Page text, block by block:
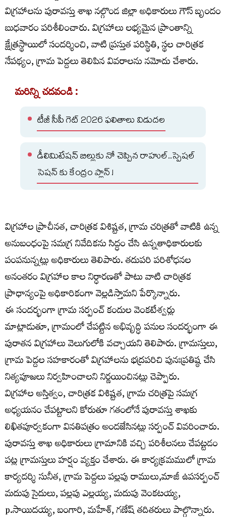
విగ్రహాలను పురావస్తు శాఖ నల్గొండ జిల్లా అధికారులు గౌస్ బృందం
బుధవారం పరిశీలించారు. విగ్రహాలు లభ్యమైన ప్రాంతాన్ని
క్షేత్రస్థాయిలో సందర్శించి, వాటి ప్రస్తుత పరిస్థితి, స్థల చారిత్రక
నేపథ్యం, గ్రామ పెద్దలు తెలిపిన వివరాలను నమోదు చేశారు.
మరిన్ని చదవండి :
టీజీ సీపీ గెట్ 2026 ఫలితాలు విడుదల
డీలిమిటేషన్ బిల్లుకు నో చెప్పిన రాహుల్..స్పెషల్
సెషన్ కు కేంద్రం ప్లాన్ !
విగ్రహాల ప్రాచీనత, చారిత్రక విశిష్టత, గ్రామ చరిత్రతో వాటికి ఉన్న
అనుబంధంపై సమగ్ర నివేదికను సిద్ధం చేసి ఉన్నతాధికారులకు
పంపనున్నట్లు అధికారులు తెలిపారు. తదుపరి పరిశోధనల
అనంతరం విగ్రహాల కాల నిర్ధారణతో పాటు వాటి చారిత్రక
ప్రాధాన్యంపై అధికారికంగా వెల్లడిస్తామని పేర్కొన్నారు.
ఈ సందర్భంగా గ్రామ సర్పంచ్ కందుల వెంకటేశ్వర్లు
మాట్లాడుతూ, గ్రామంలో చేపట్టిన అభివృద్ధి పనుల సందర్భంగా ఈ
పురాతన విగ్రహాలు వెలుగులోకి వచ్చాయని తెలిపారు. గ్రామస్తులు,
గ్రామ పెద్దల సహకారంతో విగ్రహాలను భద్రపరిచి పునఃప్రతిష్ఠ చేసి
నిత్యపూజలు నిర్వహించాలని నిర్ణయించినట్లు చెప్పారు.
విగ్రహాల అస్తిత్వం, చారిత్రక విశిష్టత, గ్రామ చరిత్రపై సమగ్ర
అధ్యయనం చేపట్టాలని కోరుతూ గతంలోనే పురావస్తు శాఖకు
లిఖితపూర్వకంగా వినతిపత్రం అందజేసినట్లు సర్పంచ్ వివరించారు.
పురావస్తు శాఖ అధికారులు గ్రామానికి వచ్చి పరిశీలనలు చేపట్టడం
పట్ల గ్రామస్తులు హర్షం వ్యక్తం చేశారు. ఈ కార్యక్రమములో గ్రామ
కార్యదర్శి సునీత, గ్రామ పెద్దలు పల్లపు రాములు,మాజీ ఉపసర్పంచ్
మదుపు సైదులు, పల్లపు ఎల్లయ్య, మదుపు వెంకటయ్య,
p.సాయిదయ్య, బంగారి, మహేశ్, గణేష్ తదితరులు పాల్గొన్నారు.